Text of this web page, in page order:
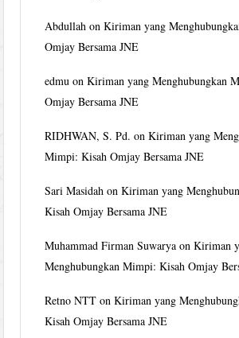
Abdullah onKiriman yang
Omjay Bersama JNE
edmu onKiriman yang Menghubungkan
Omjay Bersama JNE
RIDHWAN, S. Pd. onKiriman yang
Mimpi: Kisah Omjay Bersama JNE
Sari Masidah onKiriman yang
Kisah Omjay Bersama JNE
Muhammad Firman Suwarya onKiriman
Menghubungkan Mimpi: Kisah Omjay
Retno NTT onKiriman yang
Kisah Omjay Bersama JNE